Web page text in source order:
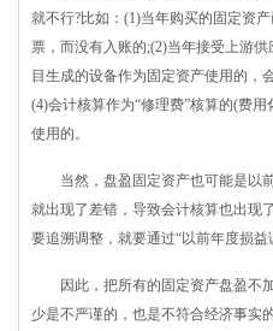
就不行?比如：(1)当年购买的固定资
票，而没有入账的;(2)当年接受上游
目生成的设备作为固定资产使用的，
(4)会计核算作为“修理费”核算的(费
使用的。
当然，盘盈固定资产也可能是以
就出现了差错，导致会计核算也出现
要追溯调整，就要通过“以前年度损益
因此，把所有的固定资产盘盈不加
少是不严谨的，也是不符合经济事实的